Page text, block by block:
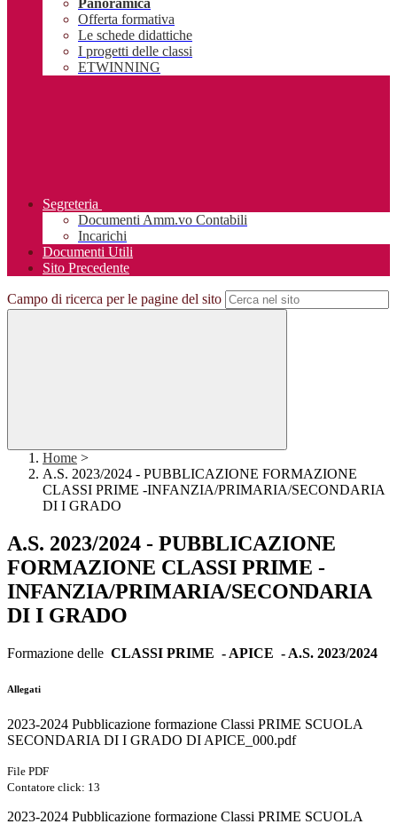
Panoramica
Offerta formativa
Le schede didattiche
I progetti delle classi
ETWINNING
Segreteria
Documenti Amm.vo Contabili
Incarichi
Documenti Utili
Sito Precedente
Campo di ricerca per le pagine del sito
Home >
A.S. 2023/2024 - PUBBLICAZIONE FORMAZIONE
CLASSI PRIME -INFANZIA/PRIMARIA/SECONDARIA
DI I GRADO
A.S. 2023/2024 - PUBBLICAZIONE
FORMAZIONE CLASSI PRIME -
INFANZIA/PRIMARIA/SECONDARIA
DI I GRADO
Formazione delle CLASSI PRIME - APICE - A.S. 2023/2024
Allegati
2023-2024 Pubblicazione formazione Classi PRIME SCUOLA
SECONDARIA DI I GRADO DI APICE_000.pdf
File PDF
Contatore click: 13
2023-2024 Pubblicazione formazione Classi PRIME SCUOLA